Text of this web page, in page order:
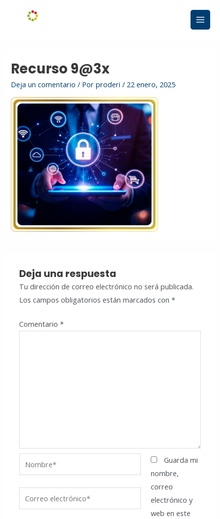
Main
Recurso 9@3x
Deja un comentario / Porproderi/ 22 enero, 2025
Deja una respuesta
Tu dirección de correo electrónico no será publicada.
Los campos obligatorios están marcados con*
Comentario*
Nombre*
electrónico*
Guarda mi
nombre,
correo
electrónico y
web en este